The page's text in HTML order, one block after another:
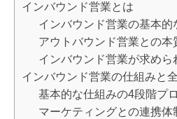
インバウンド営業とは
インバウンド営業の基本的
アウトバウンド営業との本
インバウンド営業が求めら
インバウンド営業の仕組みと
基本的な仕組みの4段階プ
マーケティングとの連携体